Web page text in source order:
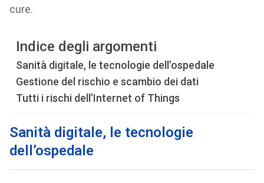
cure.
Indice degli argomenti
Sanità digitale, le tecnologie dell’ospedale
Gestione del rischio e scambio dei dati
Tutti i rischi dell’Internet of Things
Sanità digitale, le tecnologie
dell’ospedale